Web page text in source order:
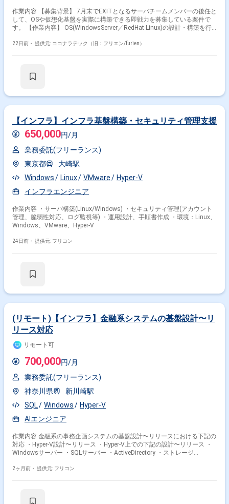
作業内容 【募集背景】 7月末でEXITとなるサーバチームメンバーの後任と
して、OSや仮想化基盤を実際に構築できる即戦力を募集している案件で
す。 【作業内容】 OS(WindowsServer／RedHat Linux)の設計・構築を行
築プロジェクトにおけるサーバ構築作業を担当します。 チームメンバーや
ンフラ構築プロジェクトに主体的に取り組み、チームメンバーや関係者と
V、AD、Zabbix、バックアップ&レプリケーションツール（Veeamなど）
を利用したインフラ環境です。
22日前・ 提供元: ココナラテック（旧：フリエン/furien）
【インフラ】インフラ基盤構築・セキュリティ管理支援
650,000円/月
業務委託(フリーランス)
東京都
大崎駅
Windows
Linux VMware
Hyper-V
インフラエンジニア
作業内容 ・サーバ構築(Linux/Windows) ・セキュリティ管理(アカウント
管理、脆弱性対応、ログ監視等) ・運用設計、手順書作成 ・環境：Linux、
Windows、VMware、Hyper-V
24日前・ 提供元: フリコン
(リモート)【インフラ】金融系システムの基盤設計〜リ
リース対応
リモート可
700,000円/月
業務委託(フリーランス)
神奈川県
新川崎駅
SQL
Windows
Hyper-V
AIエンジニア
作業内容 金融系の事務企画システムの基盤設計〜リリースにおける下記の
対応 ・Hyper-V設計〜リリース ・Hyper-V上での下記の設計〜リリース ・
Windowsサーバー ・SQLサーバー ・ActiveDirectory ・ストレージ
も含む）の対応 ・関係各所との折衝
2ヶ月前・ 提供元: フリコン